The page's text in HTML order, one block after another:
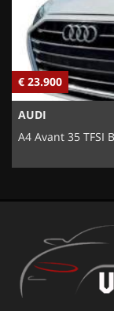
€ 23.900
AUDI
A4 Avant 35 TFSI